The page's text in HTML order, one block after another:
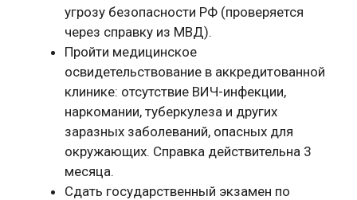
угрозу безопасности РФ (проверяется
через справку из МВД).
Пройти медицинское
освидетельствование в аккредитованной
клинике: отсутствие ВИЧ-инфекции,
наркомании, туберкулеза и других
заразных заболеваний, опасных для
окружающих. Справка действительна 3
месяца.
Сдать государственный экзамен по